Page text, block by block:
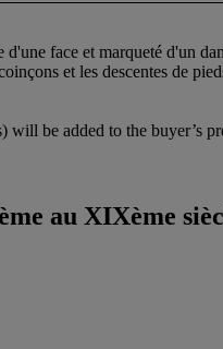
face et marqueté d'un
et les descentes de
be added to the buyer’s
au XIXème